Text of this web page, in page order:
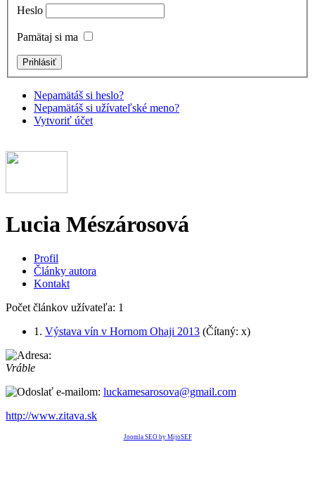
Heslo
Pamätaj si ma
Nepamätáš si heslo?
Nepamätáš si užívateľské meno?
Vytvoriť účet
Lucia Mészárosová
Profil
Články autora
Kontakt
Počet článkov užívateľa: 1
1. Výstava vín v Hornom Ohaji 2013 (Čítaný: x)
Vráble
luckamesarosova@gmail.com
http://www.zitava.sk
Joomla SEO by MijoSEF